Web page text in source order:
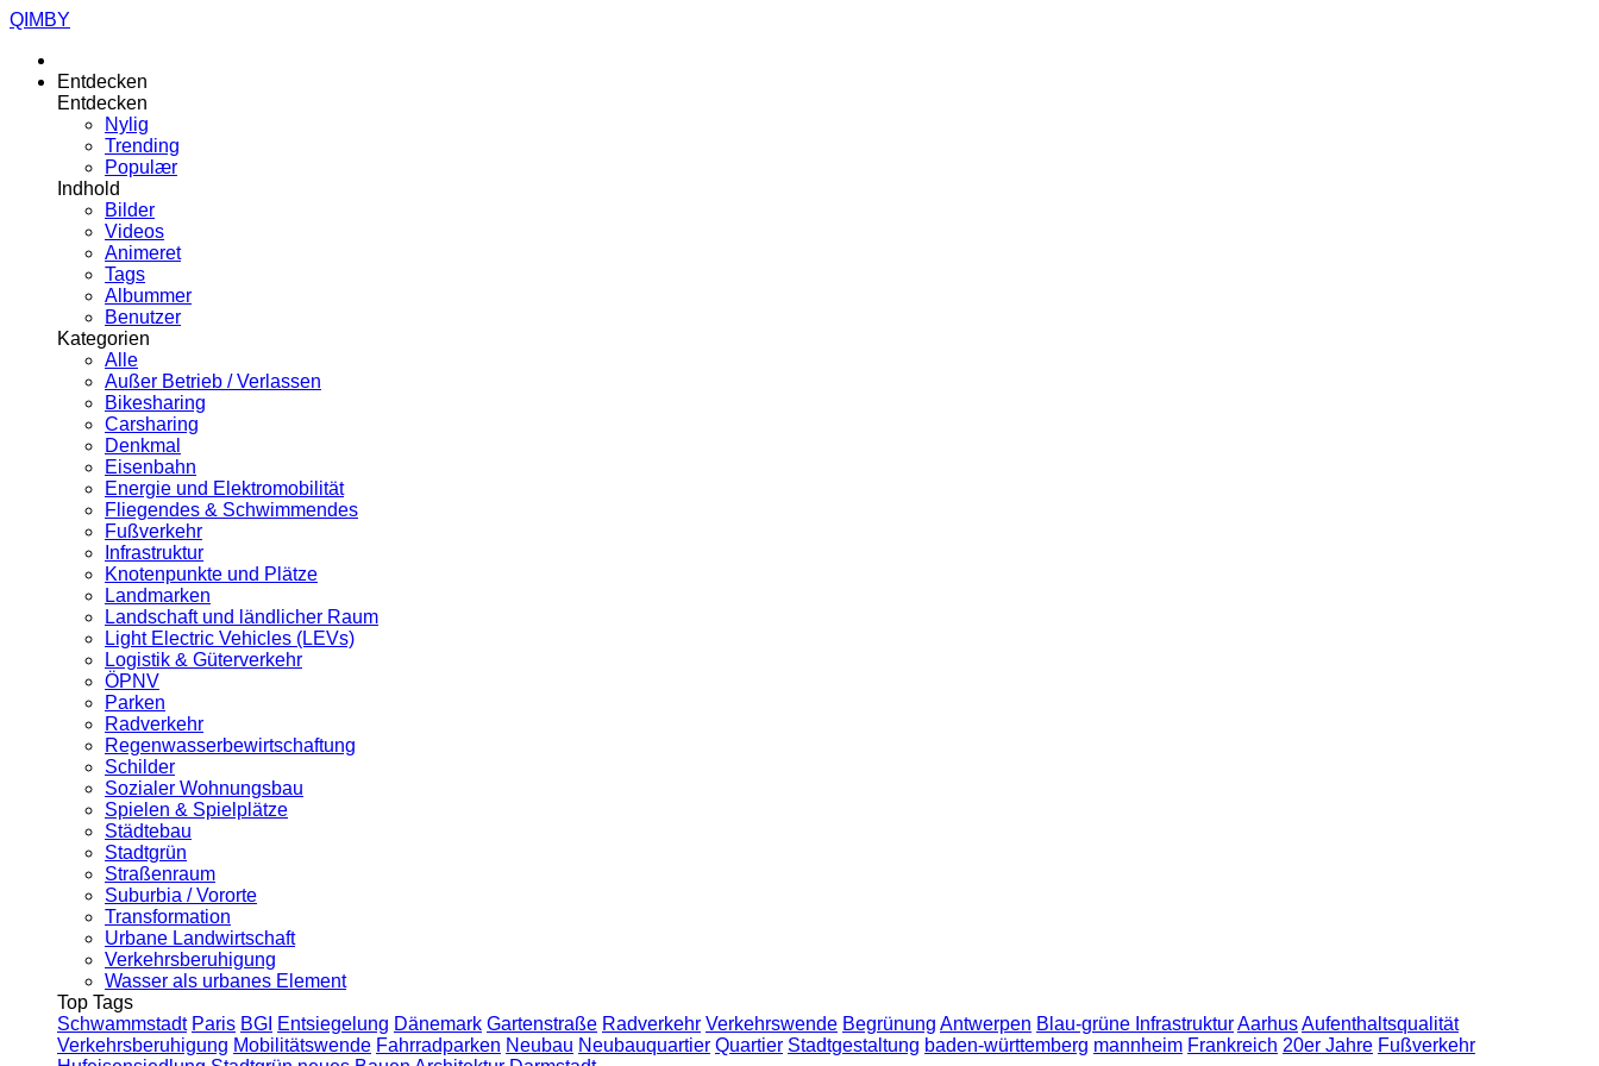
QIMBY
Entdecken
Entdecken
Nylig
Trending
Populær
Indhold
Bilder
Videos
Animeret
Tags
Albummer
Benutzer
Kategorien
Alle
Außer Betrieb / Verlassen
Bikesharing
Carsharing
Denkmal
Eisenbahn
Energie und Elektromobilität
Fliegendes & Schwimmendes
Fußverkehr
Infrastruktur
Knotenpunkte und Plätze
Landmarken
Landschaft und ländlicher Raum
Light Electric Vehicles (LEVs)
Logistik & Güterverkehr
ÖPNV
Parken
Radverkehr
Regenwasserbewirtschaftung
Schilder
Sozialer Wohnungsbau
Spielen & Spielplätze
Städtebau
Stadtgrün
Straßenraum
Suburbia / Vororte
Transformation
Urbane Landwirtschaft
Verkehrsberuhigung
Wasser als urbanes Element
Top Tags
Schwammstadt Paris BGI Entsiegelung Dänemark Gartenstraße Radverkehr Verkehrswende Begrünung Antwerpen Blau-grüne InfrastrukturAarhusAufenthaltsqualität
Verkehrsberuhigung Mobilitätswende Fahrradparken Neubau Neubauquartier Quartier Stadtgestaltung baden-württemberg mannheim Frankreich 20er Jahre Fußverkehr